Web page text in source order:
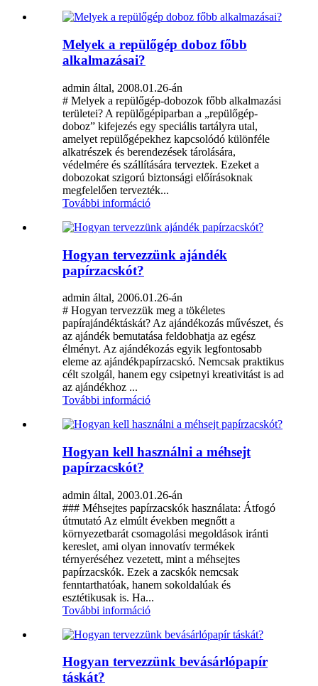
Melyek a repülőgép doboz főbb
alkalmazásai?
admin által, 2008.01.26-án
# Melyek a repülőgép-dobozok főbb alkalmazási
területei? A repülőgépiparban a „repülőgép-
doboz” kifejezés egy speciális tartályra utal,
amelyet repülőgépekhez kapcsolódó különféle
alkatrészek és berendezések tárolására,
védelmére és szállítására terveztek. Ezeket a
dobozokat szigorú biztonsági előírásoknak
megfelelően tervezték...
További információ
Hogyan tervezzünk ajándék
papírzacskót?
admin által, 2006.01.26-án
# Hogyan tervezzük meg a tökéletes
papírajándéktáskát? Az ajándékozás művészet, és
az ajándék bemutatása feldobhatja az egész
élményt. Az ajándékozás egyik legfontosabb
eleme az ajándékpapírzacskó. Nemcsak praktikus
célt szolgál, hanem egy csipetnyi kreativitást is ad
az ajándékhoz ...
További információ
Hogyan kell használni a méhsejt
papírzacskót?
admin által, 2003.01.26-án
### Méhsejtes papírzacskók használata: Átfogó
útmutató Az elmúlt években megnőtt a
környezetbarát csomagolási megoldások iránti
kereslet, ami olyan innovatív termékek
térnyeréséhez vezetett, mint a méhsejtes
papírzacskók. Ezek a zacskók nemcsak
fenntarthatóak, hanem sokoldalúak és
esztétikusak is. Ha...
További információ
Hogyan tervezzünk bevásárlópapír
táskát?